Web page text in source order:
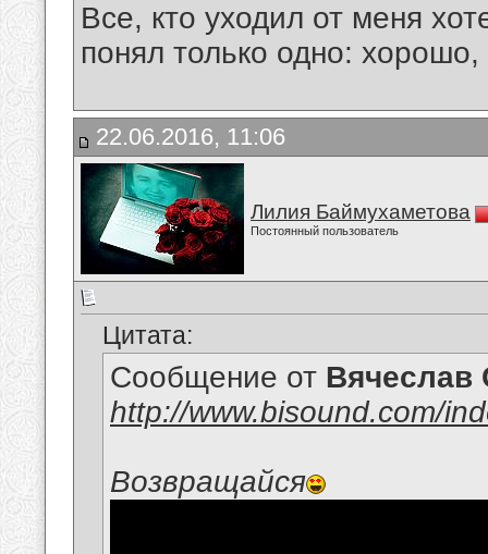
Все, кто уходил от меня
понял только одно:
22.06.2016, 11:06
Лилия Баймухаметова
Постоянный пользователь
Цитата:
Сообщение от Вячеслав
http://www.bisound.com/
Возвращайся